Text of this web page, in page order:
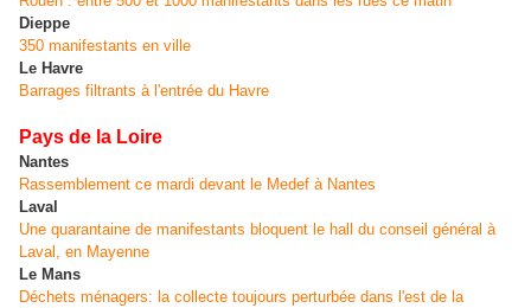
Dieppe
350 manifestants en ville
Le Havre
Barrages filtrants à l'entrée du Havre
Pays de la Loire
Nantes
Rassemblement ce mardi devant le Medef à Nantes
Laval
Une quarantaine de manifestants bloquent le hall du conseil général à
Laval, en Mayenne
Le Mans
Déchets ménagers: la collecte toujours perturbée dans l'est de la